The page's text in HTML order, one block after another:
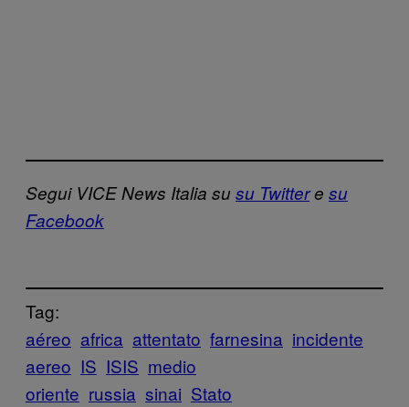
Segui VICE News Italia susu Twittere su
Facebook
Tag:
aéreo africa attentato farnesina incidente
aereo IS ISIS medio
oriente russia sinai Stato